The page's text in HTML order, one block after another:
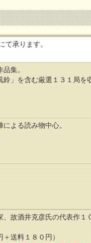
て承ります。
集。
」を含む厳選１３１局を
よる読み物中心。
故酒井克彦氏の代表作１
送料１８０円）